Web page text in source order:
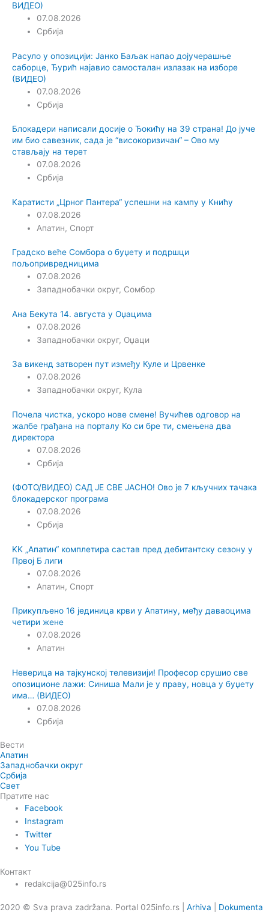
ВИДЕО)
07.08.2026
Србија
Расуло у опозицији: Јанко Баљак напао дојучерашње
саборце, Ђурић најавио самосталан излазак на изборе
(ВИДЕО)
07.08.2026
Србија
Блокадери написали досије о Ђокићу на 39 страна! До јуче
им био савезник, сада је “високоризичан“ – Ово му
стављају на терет
07.08.2026
Србија
Каратисти „Црног Пантера“ успешни на кампу у Книћу
07.08.2026
Апатин, Спорт
Градско веће Сомбора о буџету и подршци
пољопривредницима
07.08.2026
Западнобачки округ, Сомбор
Ана Бекута 14. августа у Оџацима
07.08.2026
Западнобачки округ, Оџаци
За викенд затворен пут између Куле и Црвенке
07.08.2026
Западнобачки округ, Кула
Почела чистка, ускоро нове смене! Вучићев одговор на
жалбе грађана на порталу Ко си бре ти, смењена два
директора
07.08.2026
Србија
(ФОТО/ВИДЕО) САД ЈЕ СВЕ ЈАСНО! Ово је 7 кључних тачака
блокадерског програма
07.08.2026
Србија
KK „Апатин“ комплетира састав пред дебитантску сезону у
Првој Б лиги
07.08.2026
Апатин, Спорт
Прикупљено 16 јединица крви у Апатину, међу даваоцима
четири жене
07.08.2026
Апатин
Неверица на тајкунској телевизији! Професор срушио све
опозиционе лажи: Синиша Мали је у праву, новца у буџету
има… (ВИДЕО)
07.08.2026
Србија
Вести
Апатин
Западнобачки округ
Србија
Свет
Пратите нас
Facebook
Instagram
Twitter
You Tube
Контакт
redakcija@025info.rs
2020 © Sva prava zadržana. Portal 025info.rs | Arhiva Dokumenta